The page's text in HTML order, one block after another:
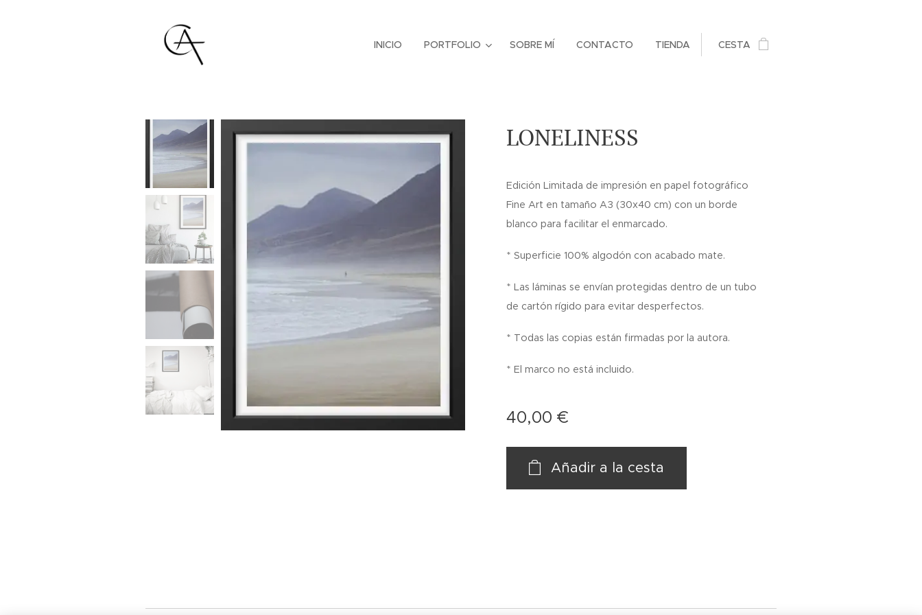
INICIO PORTFOLIO SOBRE MÍ CONTACTO TIENDA CESTA
LONELINESS
Edición Limitada de impresión en papel fotográfico
Fine Art en tamaño A3 (30x40 cm) con un borde
blanco para facilitar el enmarcado.
* Superficie 100% algodón con acabado mate.
* Las láminas se envían protegidas dentro de un tubo
de cartón rígido para evitar desperfectos.
* Todas las copias están firmadas por la autora.
* El marco no está incluido.
40,00 €
Añadir a la cesta